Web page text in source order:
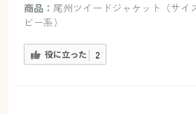
商品： 尾州ツイードジャケット（サイ
ビー系）
役に立った 2